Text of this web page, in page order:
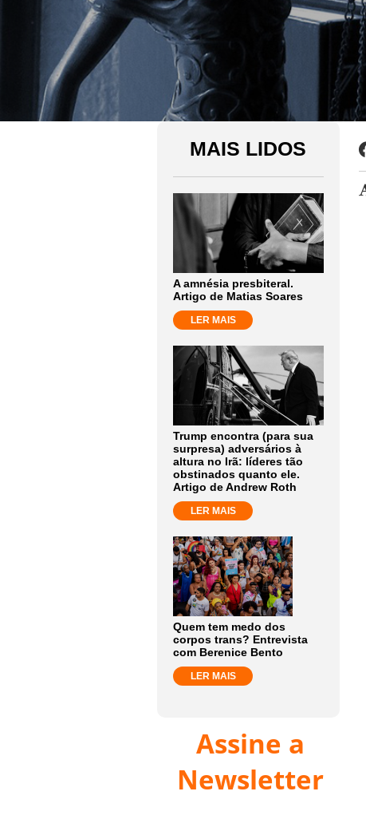
MAIS LIDOS
A amnésia presbiteral.
Artigo de Matias Soares
LER MAIS
Trump encontra (para sua
surpresa) adversários à
altura no Irã: líderes tão
obstinados quanto ele.
Artigo de Andrew Roth
LER MAIS
Quem tem medo dos
corpos trans? Entrevista
com Berenice Bento
LER MAIS
Assine a
Newsletter